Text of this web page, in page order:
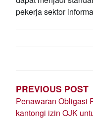
pekerja sektor
PREVIOUS POST
Penawaran Obligasi
kantongi izin OJK